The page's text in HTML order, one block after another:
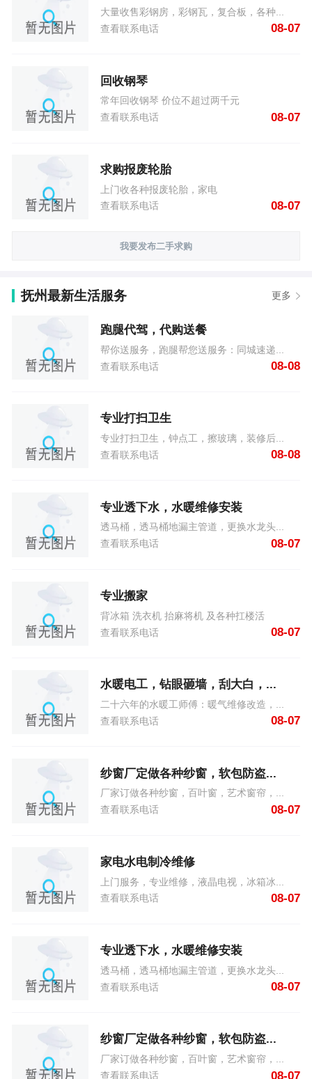
大量收售彩钢房，彩钢瓦，复合板，各种...
查看联系电话
08-07
回收钢琴
常年回收钢琴 价位不超过两千元
查看联系电话
08-07
求购报废轮胎
上门收各种报废轮胎，家电
查看联系电话
08-07
我要发布二手求购
抚州最新生活服务 更多
跑腿代驾，代购送餐
帮你送服务，跑腿帮您送服务：同城速递...
查看联系电话
08-08
专业打扫卫生
专业打扫卫生，钟点工，擦玻璃，装修后...
查看联系电话
08-08
专业透下水，水暖维修安装
透马桶，透马桶地漏主管道，更换水龙头...
查看联系电话
08-07
专业搬家
背冰箱 洗衣机 抬麻将机 及各种扛楼活
查看联系电话
08-07
水暖电工，钻眼砸墙，刮大白，...
二十六年的水暖工师傅：暖气维修改造，...
查看联系电话
08-07
纱窗厂定做各种纱窗，软包防盗...
厂家订做各种纱窗，百叶窗，艺术窗帘，...
查看联系电话
08-07
家电水电制冷维修
上门服务，专业维修，液晶电视，冰箱冰...
查看联系电话
08-07
专业透下水，水暖维修安装
透马桶，透马桶地漏主管道，更换水龙头...
查看联系电话
08-07
纱窗厂定做各种纱窗，软包防盗...
厂家订做各种纱窗，百叶窗，艺术窗帘，...
查看联系电话
08-07